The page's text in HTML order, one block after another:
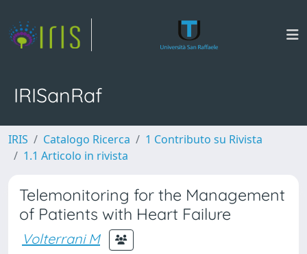
IRISanRaf
IRIS Catalogo Ricerca
1 Contributo su Rivista
1.1 Articolo in rivista
Telemonitoring for the Management
of Patients with Heart Failure
Volterrani M